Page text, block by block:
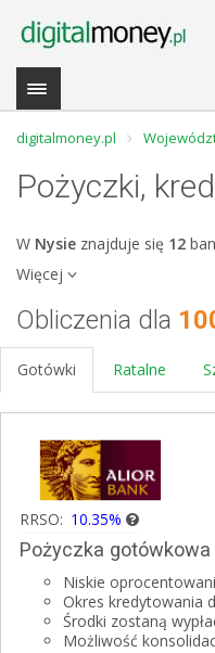
digitalmoney.pl
Pożyczki,
W Nysie znajduje się 12
Więcej
Obliczenia dla
Gotówki Ratalne
RRSO: 10.35%
Pożyczka gotówkowa
Niskie
Okres kredytowania
Środki zostaną
Możliwość